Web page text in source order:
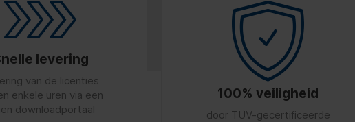
levering
van de licenties
enkele uren via een
downloadportaal
100% veiligheid
door TÜV-gecertificeerde